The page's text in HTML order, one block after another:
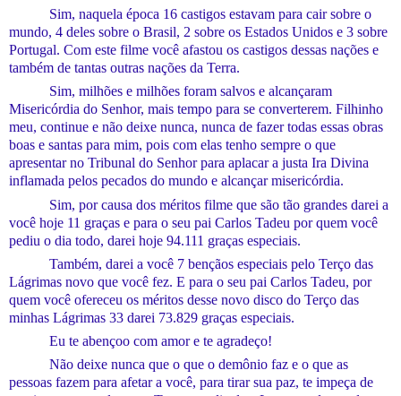
Sim, naquela época 16 castigos estavam para cair sobre o
mundo, 4 deles sobre o Brasil, 2 sobre os Estados Unidos e 3 sobre
Portugal. Com este filme você afastou os castigos dessas nações e
também de tantas outras nações da Terra.
Sim, milhões e milhões foram salvos e alcançaram
Misericórdia do Senhor, mais tempo para se converterem. Filhinho
meu, continue e não deixe nunca, nunca de fazer todas essas obras
boas e santas para mim, pois com elas tenho sempre o que
apresentar no Tribunal do Senhor para aplacar a justa Ira Divina
inflamada pelos pecados do mundo e alcançar misericórdia.
Sim, por causa dos méritos filme que são tão grandes darei a
você hoje 11 graças e para o seu pai Carlos Tadeu por quem você
pediu o dia todo, darei hoje 94.111 graças especiais.
Também, darei a você 7 bençãos especiais pelo Terço das
Lágrimas novo que você fez. E para o seu pai Carlos Tadeu, por
quem você ofereceu os méritos desse novo disco do Terço das
minhas Lágrimas 33 darei 73.829 graças especiais.
Eu te abençoo com amor e te agradeço!
Não deixe nunca que o que o demôniofaz e o que as
pessoas fazem para afetar a você, para tirar sua paz, te impeça de